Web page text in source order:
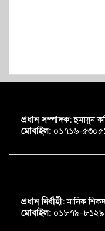
প্রধান সম্পাদক:হুমায়ুন
মোবাইল: ০১৭১৬-
প্রধান নির্বাহী:মানিক
মোবাইল: ০১৮৭৯-